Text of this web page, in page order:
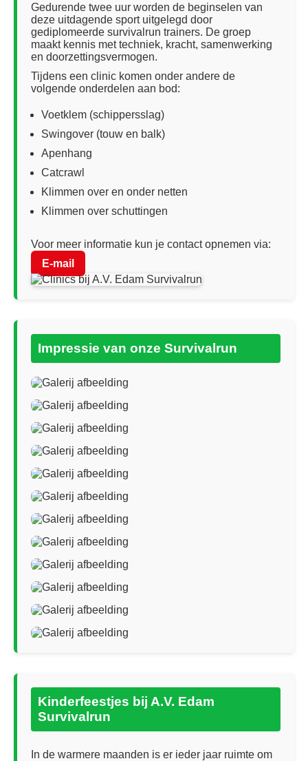
Gedurende twee uur worden de beginselen van
deze uitdagende sport uitgelegd door
gediplomeerde survivalrun trainers. De groep
maakt kennis met techniek, kracht, samenwerking
en doorzettingsvermogen.
Tijdens een clinic komen onder andere de
volgende onderdelen aan bod:
Voetklem (schippersslag)
Swingover (touw en balk)
Apenhang
Catcrawl
Klimmen over en onder netten
Klimmen over schuttingen
Voor meer informatie kun je contact opnemen via:
E-mail
Impressie van onze Survivalrun
Kinderfeestjes bij A.V. Edam
Survivalrun
In de warmere maanden is er ieder jaar ruimte om